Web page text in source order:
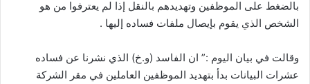
بالضغط على الموظفين وتهديدهم بالنقل إذا لم يعترفوا من هو
الشخص الذي يقوم بإيصال ملفات فساده إليها .
وقالت في بيان اليوم :” ان الفاسد (و.خ) الذي نشرنا عن فساده
عشرات البيانات بدأ بتهديد الموظفين العاملين في مقر الشركة